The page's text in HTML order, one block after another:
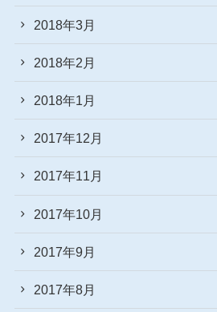
2018年3月
2018年2月
2018年1月
2017年12月
2017年11月
2017年10月
2017年9月
2017年8月